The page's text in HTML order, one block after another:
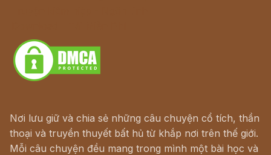
Nơi lưu giữ và chia sẻ những câu chuyện cổ tích, thần
thoại và truyền thuyết bất hủ từ khắp nơi trên thế giới.
Mỗi câu chuyện đều mang trong mình một bài học và